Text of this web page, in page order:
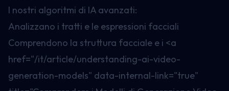
I nostri algoritmi di IA avanzati:
Analizzano i tratti e le espressioni facciali
Comprendono la struttura facciale e i <a
href="/it/article/understanding-ai-video-
generation-models" data-internal-link="true"